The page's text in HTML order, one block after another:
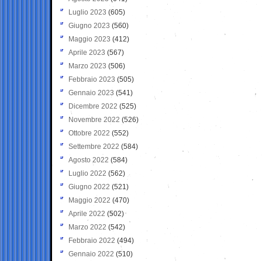
Luglio 2023 (605)
Giugno 2023 (560)
Maggio 2023 (412)
Aprile 2023 (567)
Marzo 2023 (506)
Febbraio 2023 (505)
Gennaio 2023 (541)
Dicembre 2022 (525)
Novembre 2022 (526)
Ottobre 2022 (552)
Settembre 2022 (584)
Agosto 2022 (584)
Luglio 2022 (562)
Giugno 2022 (521)
Maggio 2022 (470)
Aprile 2022 (502)
Marzo 2022 (542)
Febbraio 2022 (494)
Gennaio 2022 (510)